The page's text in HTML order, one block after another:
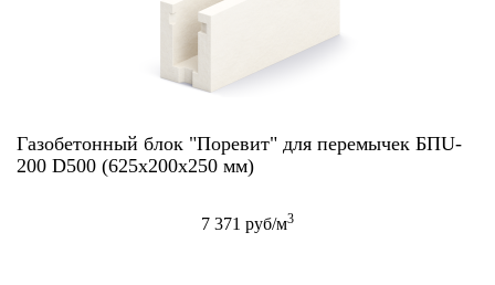
Газобетонный блок "Поревит" для перемычек БПU-
200 D500 (625х200х250 мм)
7 371 руб/м3